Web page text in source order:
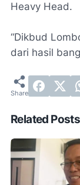
Heavy Head.
“Dikbud
dari hasil
Related Posts